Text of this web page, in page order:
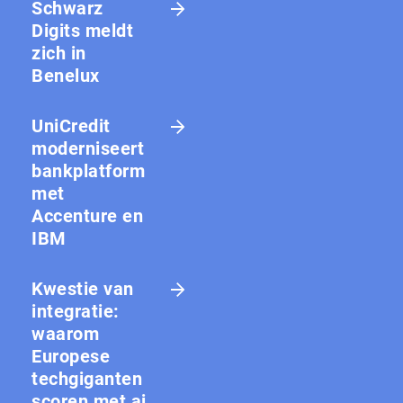
Schwarz
Digits meldt
zich in
Benelux
UniCredit
moderniseert
bankplatform
met
Accenture en
IBM
Kwestie van
integratie:
waarom
Europese
techgiganten